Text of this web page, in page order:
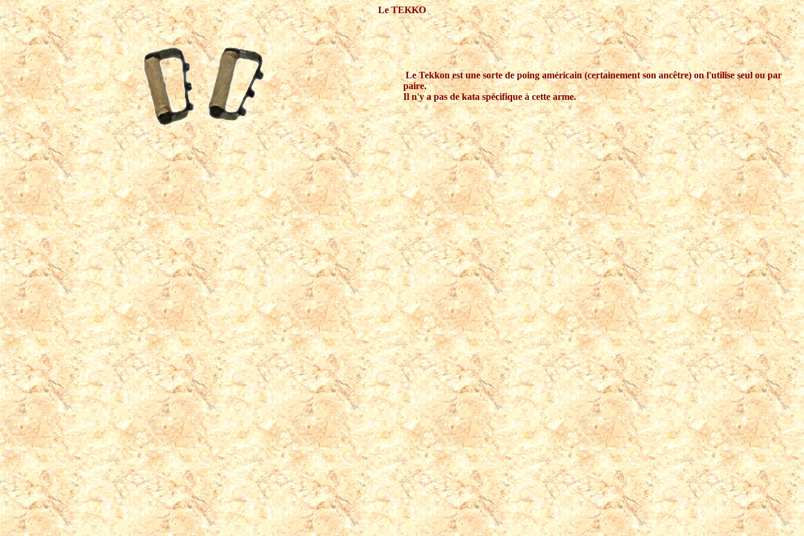
Le TEKKO
Le Tekkon est une sorte de poing américain (certainement son ancêtre) on l'utilise seul ou par
paire.
Il n'y a pas de kata spécifique à cette arme.